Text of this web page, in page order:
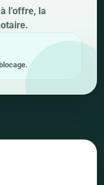
l’offre, la